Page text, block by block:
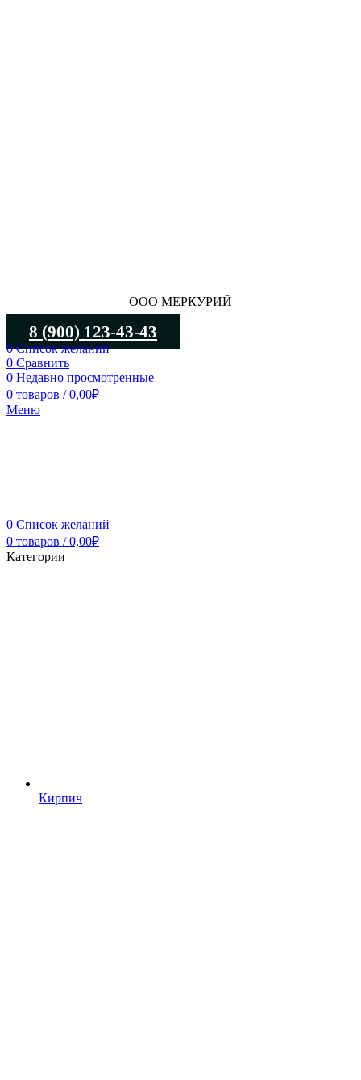
ООО МЕРКУРИЙ
8 (900) 123-43-43
0Список желаний
0 Сравнить
0 Недавно просмотренные
0 товаров / 0,00₽
Меню
0 Список желаний
0 товаров / 0,00₽
Категории
Кирпич